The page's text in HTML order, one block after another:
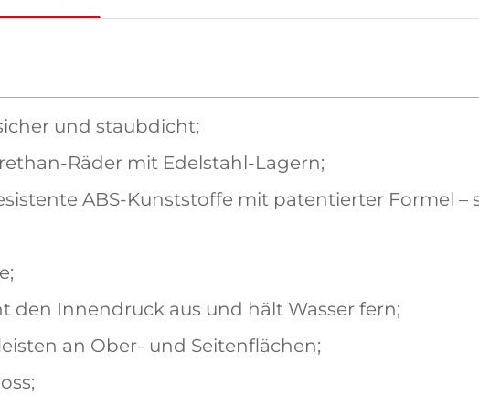
und staubdicht;
Räder mit Edelstahl-Lagern;
ABS-Kunststoffe mit patentierter Formel –
den Innendruck aus und hält Wasser fern;
an Ober- und Seitenflächen;